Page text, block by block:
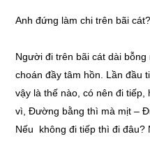
Anh đứng làm chi trên bãi cát?
Người đi trên bãi cát dài
choán đầy tâm hồn. Lần đầu
vậy là thế nào, có nên đi
vì, Đường bằng thì mà mịt –
Nếu không đi tiếp thì đi đâu?